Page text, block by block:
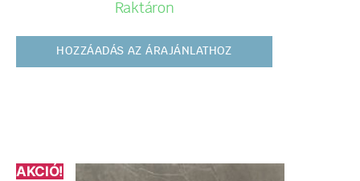
Raktáron
HOZZÁADÁS AZ ÁRAJÁNLATHOZ
AKCIÓ!